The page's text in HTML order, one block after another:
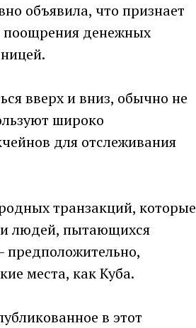
объявила, что признает
поощрения денежных
вверх и вниз, обычно не
широко
для отслеживания
транзакций, которые
людей, пытающихся
предположительно,
места, как Куба.
в этот